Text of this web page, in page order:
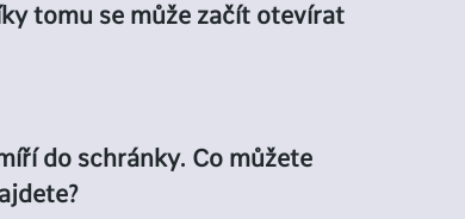
tomu se může začít otevírat
do schránky. Co můžete